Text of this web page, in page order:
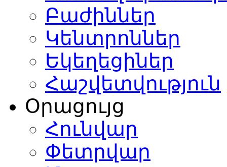
Բաժիններ
Կենտրոններ
Եկեղեցիներ
Հաշվետվություն
Օրացույց
Հունվար
Փետրվար